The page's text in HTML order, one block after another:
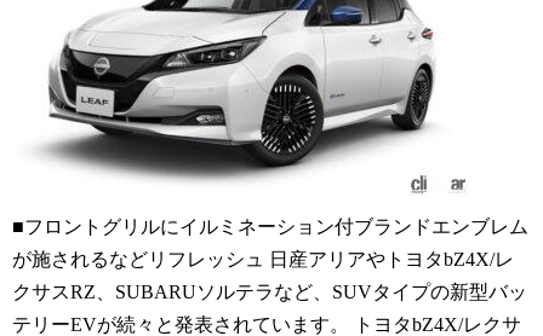
■フロントグリルにイルミネーション付ブランドエンブレム
が施されるなどリフレッシュ 日産アリアやトヨタbZ4X/レ
クサスRZ、SUBARUソルテラなど、SUVタイプの新型バッ
テリーEVが続々と発表されています。 トヨタbZ4X/レクサ